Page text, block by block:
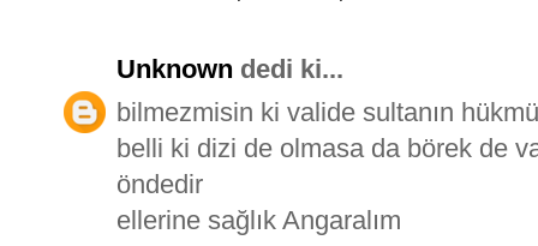
Unknown dedi ki...
bilmezmisin ki valide sultanın
belli ki dizi de olmasa da börek de
öndedir
ellerine sağlık Angaralım